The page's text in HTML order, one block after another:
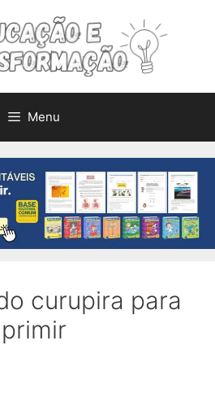
Menu
curupira para